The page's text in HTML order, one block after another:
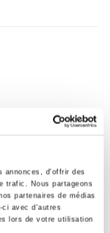
annonces, d'offrir des
trafic. Nous partageons
partenaires de médias
ci avec d'autres
lors de votre utilisation